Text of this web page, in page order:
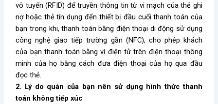
vô tuyến (RFID) để truyền thông tin từ vi mạch của thẻ ghi
nợ hoặc thẻ tín dụng đến thiết bị đầu cuối thanh toán của
bạn trong khi, thanh toán bằng điện thoại di động sử dụng
công nghệ giao tiếp trường gần (NFC), cho phép khách
của bạn thanh toán bằng ví điện tử trên điện thoại thông
minh của họ bằng cách đưa điện thoại của họ qua đầu
đọc thẻ.
2. Lý do quán của bạn nên sử dụng hình thức thanh
toán không tiếp xúc